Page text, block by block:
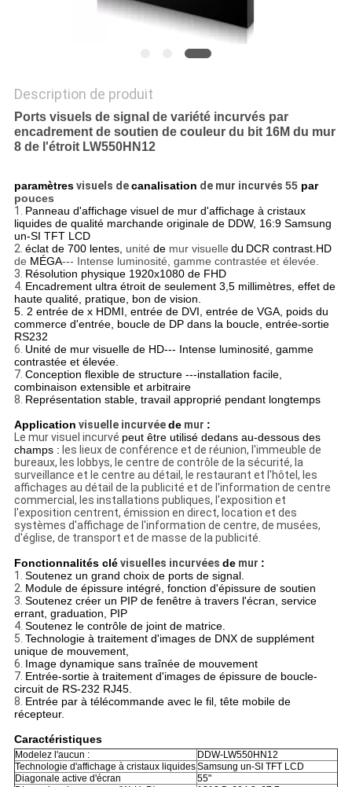
Description de produit
Ports visuels de signal de variété incurvés par
encadrement de soutien de couleur du bit 16M du mur
8 de l'étroit LW550HN12
paramètresvisuels decanalisation de mur incurvés 55 par
pouces
1. Panneau d'affichage visuel de mur d'affichage à cristaux
liquides de qualité marchande originale de DDW, 16:9 Samsung
un-SI TFT LCD
2. éclat de 700 lentes, unité demur visuelle du DCR contrast.HD
de MÉGA--- Intense luminosité, gamme contrastée et élevée.
3. Résolution physique 1920x1080 de FHD
4. Encadrement ultra étroit de seulement 3,5 millimètres, effet de
haute qualité, pratique, bon de vision.
5. 2 entrée de x HDMI, entrée de DVI, entrée de VGA, poids du
commerce d'entrée, boucle de DP dans la boucle, entrée-sortie
RS232
6. Unité de mur visuelle de HD--- Intense luminosité, gamme
contrastée et élevée.
7. Conception flexible de structure ---installation facile,
combinaison extensible et arbitraire
8. Représentation stable, travail approprié pendant longtemps
Application visuelle incurvéedemur :
Le mur visuel incurvé peut être utilisé dedans au-dessous des
champs : les lieux de conférence et de réunion, l'immeuble de
bureaux, les lobbys, le centre de contrôle de la sécurité, la
surveillance et le centre au détail, le restaurant et l'hôtel, les
affichages au détail de la publicité et de l'information de centre
commercial, les installations publiques, l'exposition et
l'exposition centrent, émission en direct, location et des
systèmes d'affichage de l'information de centre, de musées,
d'église, de transport et de masse de la publicité.
Fonctionnalités clévisuelles incurvées demur :
1. Soutenez un grand choix de ports de signal.
2. Module de épissure intégré, fonction d'épissure de soutien
3. Soutenez créer un PIP de fenêtre à travers l'écran, service
errant, graduation, PIP
4. Soutenez le contrôle de joint de matrice.
5. Technologie à traitement d'images de DNX de supplément
unique de mouvement,
6. Image dynamique sans traînée de mouvement
7. Entrée-sortie à traitement d'images de épissure de boucle-
circuit de RS-232 RJ45.
8. Entrée par à télécommande avec le fil, tête mobile de
récepteur.
Caractéristiques
Modelez l'aucun :
DDW-LW550HN12
Technologie d'affichage à cristaux liquidesSamsung un-SI TFT LCD
Diagonale active d'écran
55"